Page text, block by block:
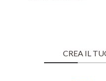
CREA IL